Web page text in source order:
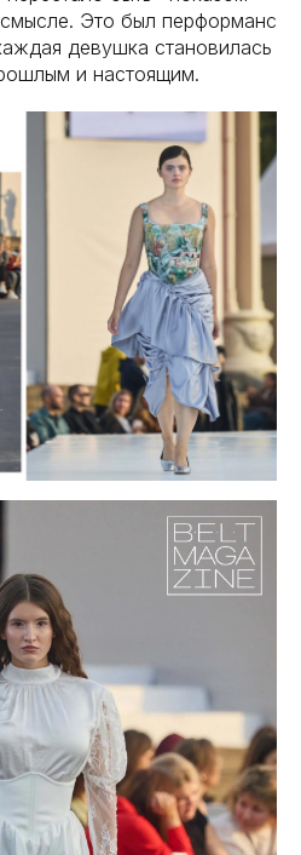
Это был перформанс
девушка становилась
и настоящим.
Контакты
Партнерство